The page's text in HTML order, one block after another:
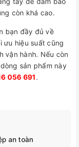
còn khá cao.
bạn đầy đủ về
ưu hiệu suất cũng
vận hành. Nếu còn
sản phẩm này
056 691.
an toàn